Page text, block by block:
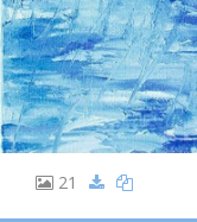
21